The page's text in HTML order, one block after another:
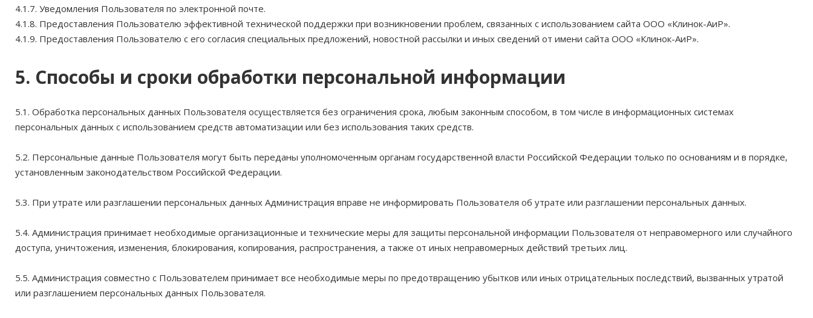
4.1.7. Уведомления Пользователя по электронной почте.
4.1.8. Предоставления Пользователю эффективной технической поддержки при возникновении проблем, связанных с использованием сайта ООО «Клинок-АиР».
4.1.9. Предоставления Пользователю с его согласия специальных предложений, новостной рассылки и иных сведений от имени сайта ООО «Клинок-АиР».
5. Способы и сроки обработки персональной информации
5.1. Обработка персональных данных Пользователя осуществляется без ограничения срока, любым законным способом, в том числе в информационных системах
персональных данных с использованием средств автоматизации или без использования таких средств.
5.2. Персональные данные Пользователя могут быть переданы уполномоченным органам государственной власти Российской Федерации только по основаниям и в порядке,
установленным законодательством Российской Федерации.
5.3. При утрате или разглашении персональных данных Администрация вправе не информировать Пользователя об утрате или разглашении персональных данных.
5.4. Администрация принимает необходимые организационные и технические меры для защиты персональной информации Пользователя от неправомерного или случайного
доступа, уничтожения, изменения, блокирования, копирования, распространения, а также от иных неправомерных действий третьих лиц.
5.5. Администрация совместно с Пользователем принимает все необходимые меры по предотвращению убытков или иных отрицательных последствий, вызванных утратой
или разглашением персональных данных Пользователя.